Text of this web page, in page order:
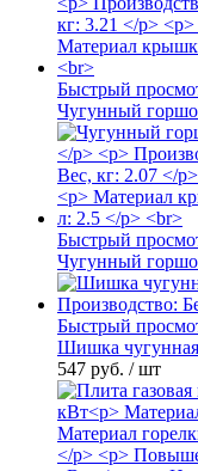
Быстрый
Чугунный
Быстрый
Чугунный
Быстрый
Шишка
547 руб. / шт